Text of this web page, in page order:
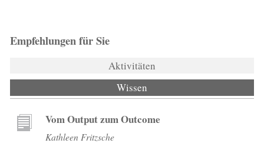
Empfehlungen für Sie
Aktivitäten
Wissen
Vom Output zum Outcome
Kathleen Fritzsche